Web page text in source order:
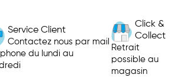
Service Client
Contactez nous par mail
du lundi au
Click &
Collect
Retrait
possible au
magasin